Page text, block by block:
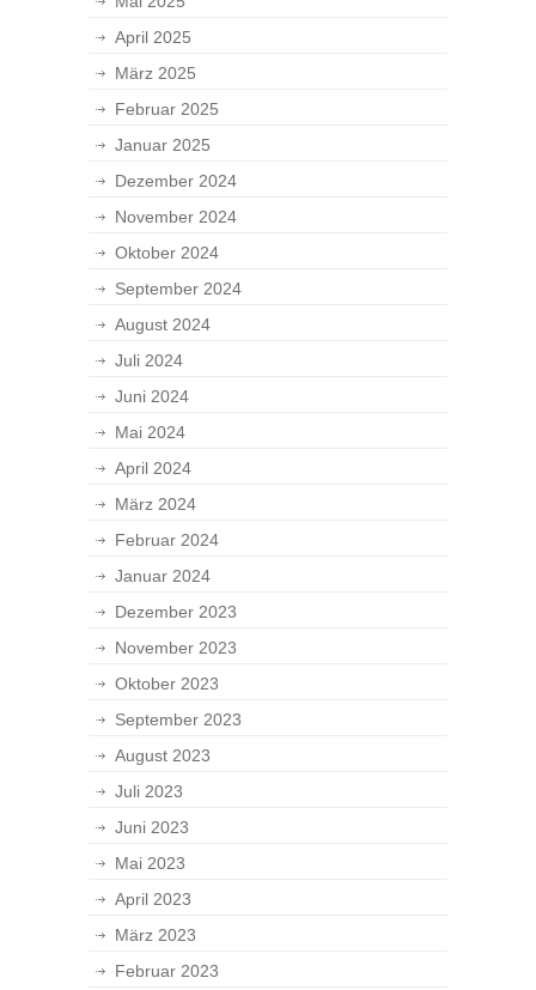
April 2025
März 2025
Februar 2025
Januar 2025
Dezember 2024
November 2024
Oktober 2024
September 2024
August 2024
Juli 2024
Juni 2024
Mai 2024
April 2024
März 2024
Februar 2024
Januar 2024
Dezember 2023
November 2023
Oktober 2023
September 2023
August 2023
Juli 2023
Juni 2023
Mai 2023
April 2023
März 2023
Februar 2023